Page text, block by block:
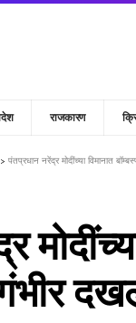
राजकारण
पंतप्रधान नरेंद्र मोदींच्या विमानात